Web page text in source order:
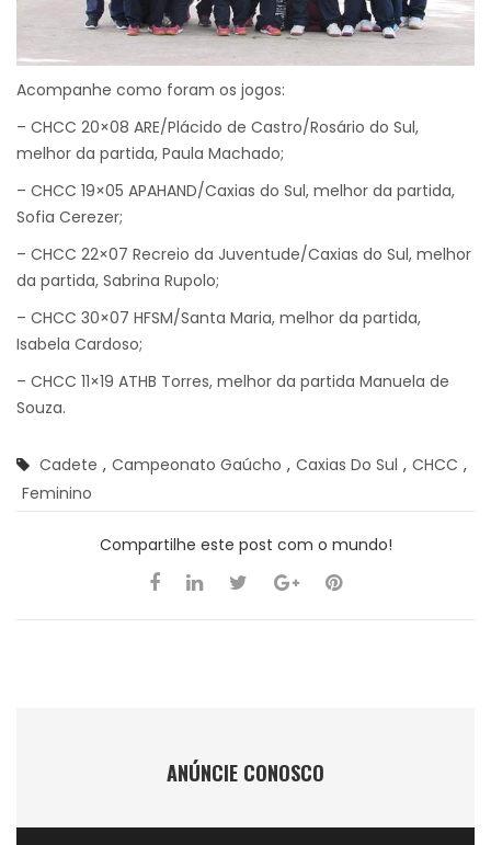
Acompanhe como foram os jogos:
– CHCC 20×08 ARE/Plácido de Castro/Rosário do Sul,
melhor da partida, Paula Machado;
– CHCC 19×05 APAHAND/Caxias do Sul, melhor da partida,
Sofia Cerezer;
– CHCC 22×07 Recreio da Juventude/Caxias do Sul, melhor
da partida, Sabrina Rupolo;
– CHCC 30×07 HFSM/Santa Maria, melhor da partida,
Isabela Cardoso;
– CHCC 11×19 ATHB Torres, melhor da partida Manuela de
Souza.
Cadete , Campeonato Gaúcho , Caxias Do Sul , CHCC ,
Feminino
Compartilhe este post com o mundo!
ANÚNCIE CONOSCO